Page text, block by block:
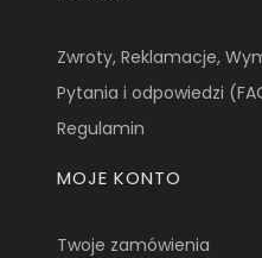
Zwroty, Reklamacje,
Pytania i odpowiedzi
Regulamin
MOJE KONTO
Twoje zamówienia